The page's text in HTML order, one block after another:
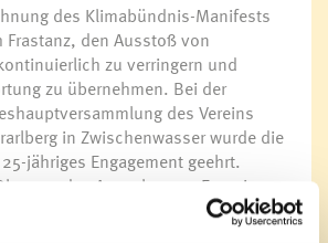
des Klimabündnis-Manifests
den Ausstoß von
zu verringern und
zu übernehmen. Bei der
des Vereins
in Zwischenwasser wurde die
jähriges Engagement geehrt.
des Ausschusses Energie
nahm die Jubiläumsurkunde im